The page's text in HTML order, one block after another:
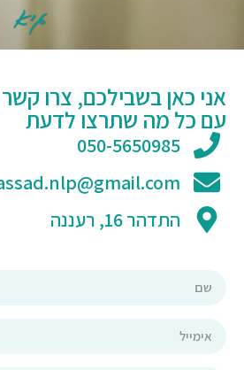
אני כאן בשבילכם, צרו
עם כל מה שתרצו לדעת
050-5650985
התדהר 16, רעננה